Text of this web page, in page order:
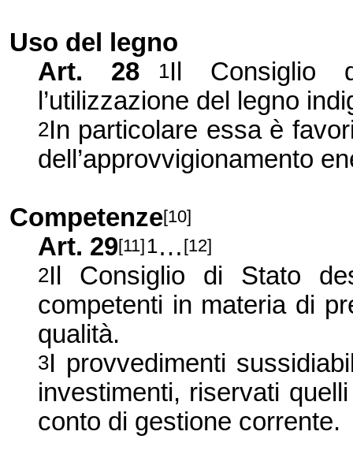
Uso del legno
Art. 28
1Il Consiglio
l’utilizzazione del legno
2In particolare essa è
dell’approvvigionamento
Competenze[10]
Art. 29[11] 1… [12]
2Il Consiglio di Stato
competenti in materia di
qualità.
3I provvedimenti
investimenti, riservati
conto di gestione corrente.